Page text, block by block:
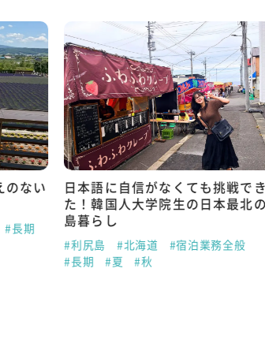
のない
#長期
日本語に自信がなくても挑戦でき
た！韓国人大学院生の日本最北
島暮らし
#利尻島 #北海道
#宿泊業務全般
#長期
#夏 #秋